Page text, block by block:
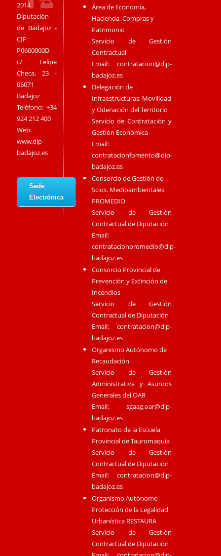
2014
Diputación
de Badajoz -
CIF:
P0600000D
c/ Felipe
Checa, 23 -
06071
Badajoz
Teléfono: +34
924 212 400
Web:
www.dip-
badajoz.es
Sede
Electrónica
Área de Economía,
Hacienda, Compras y
Patrimonio
Servicio de Gestión
Contractual
Email:contratacion@dip-
badajoz.es
Delegación de
Infraestructuras, Movilidad
y Odenación del Territorio
Servicio de Contratación y
Gestión Económica
Email:
contratacionfomento@dip-
badajoz.es
Consorcio de Gestión de
Scios. Medioambientales
PROMEDIO
Servicio de Gestión
Contractual de Diputación
Email:
contratacionpromedio@dip-
badajoz.es
Consorcio Provincial de
Prevención y Extinción de
Incendios
Servicio de Gestión
Contractual de Diputación
Email:contratacion@dip-
badajoz.es
Organismo Autónomo de
Recaudación
Servicio de Gestión
Administrativa y Asuntos
Generales del OAR
Email:sgaag.oar@dip-
badajoz.es
Patronato de la Escuela
Provincial de Tauromaquia
Servicio de Gestión
Contractual de Diputación
Email:contratacion@dip-
badajoz.es
Organismo Autónomo
Protección de la Legalidad
Urbanística RESTAURA
Servicio de Gestión
Contractual de Diputación